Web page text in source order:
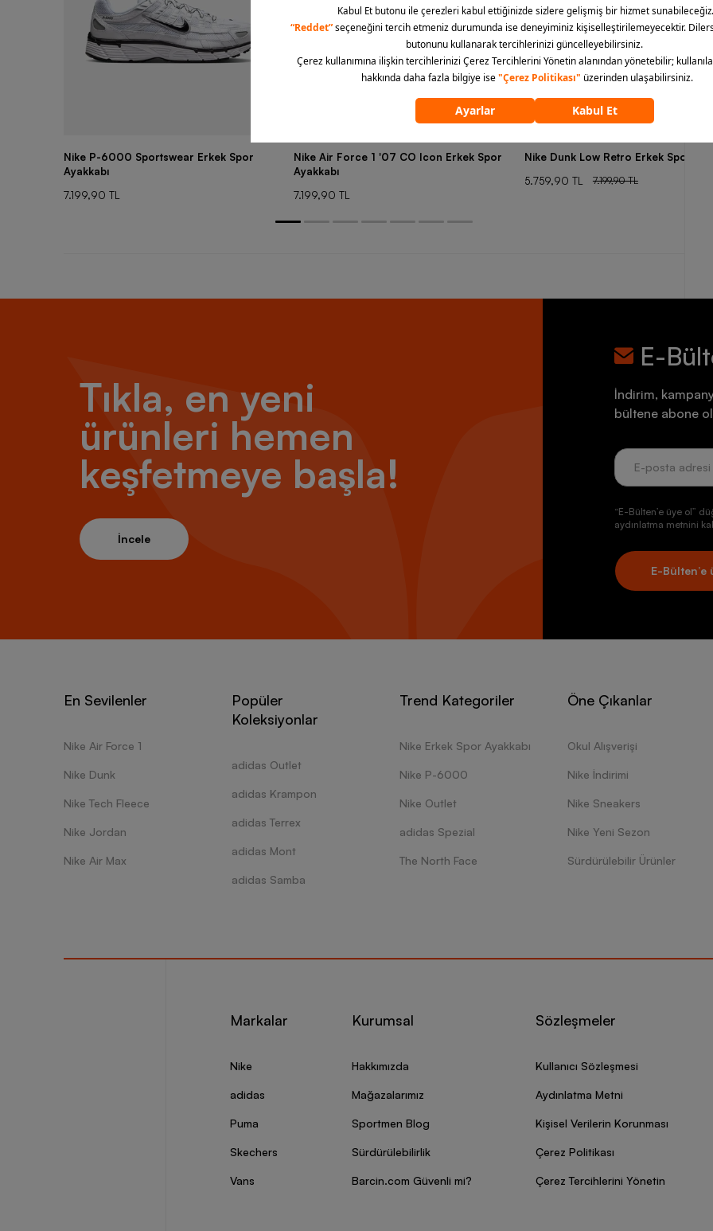
Nike P-6000 Sportswear Erkek Spor
Ayakkabı
7.199,90 TL
Nike Air Force 1 '07 CO Icon Erkek Spor
Ayakkabı
7.199,90 TL
Nike Dunk Low Retro Erkek Spor
5.759,90 TL
7.199,90 TL
Tıkla, en yeni
ürünleri hemen
keşfetmeye başla!
İncele
E-
İndirim,
bültene abone
“E-Bülten’e üye ol”
aydınlatma metnini
E-Bülten’e
En Sevilenler
Nike Air Force 1
Nike Dunk
Nike Tech Fleece
Nike Jordan
Nike Air Max
Popüler
Koleksiyonlar
adidas Outlet
adidas Krampon
adidas Terrex
adidas Mont
adidas Samba
Trend Kategoriler
Nike Erkek Spor Ayakkabı
Nike P-6000
Nike Outlet
adidas Spezial
The North Face
Öne Çıkanlar
Okul Alışverişi
Nike İndirimi
Nike Sneakers
Nike Yeni Sezon
Sürdürülebilir Ürünler
Markalar
Nike
adidas
Puma
Skechers
Vans
Kurumsal
Hakkımızda
Mağazalarımız
Sportmen Blog
Sürdürülebilirlik
Barcin.com Güvenli mi?
Sözleşmeler
Kullanıcı Sözleşmesi
Aydınlatma Metni
Kişisel Verilerin Korunması
Çerez Politikası
Çerez Tercihlerini Yönetin